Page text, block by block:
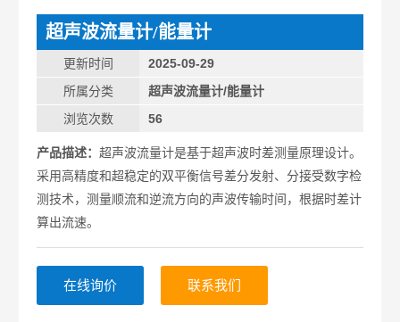
超声波流量计/能量计
更新时间
2025-09-29
所属分类
超声波流量计/能量计
浏览次数
56
产品描述：超声波流量计是基于超声波时差测量原理设计。
采用高精度和超稳定的双平衡信号差分发射、分接受数字检
测技术，测量顺流和逆流方向的声波传输时间，根据时差计
算出流速。
在线询价 联系我们